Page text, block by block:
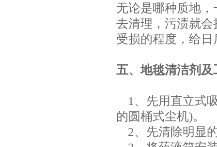
无论是哪种质地
去清理，污渍就
受损的程度，给
五、地毯清洁剂
1、先用直立式
的圆桶式尘机)。
2、先清除明显